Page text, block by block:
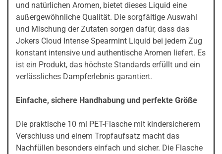
und natürlichen Aromen, bietet dieses Liquid eine
außergewöhnliche Qualität. Die sorgfältige Auswahl
und Mischung der Zutaten sorgen dafür, dass das
Jokers Cloud Intense Spearmint Liquid bei jedem Zug
konstant intensive und authentische Aromen liefert. Es
ist ein Produkt, das höchste Standards erfüllt und ein
verlässliches Dampferlebnis garantiert.
Einfache, sichere Handhabung und perfekte Größe
Die praktische 10 ml PET-Flasche mit kindersicherem
Verschluss und einem Tropfaufsatz macht das
Nachfüllen besonders einfach und sicher. Die Flasche